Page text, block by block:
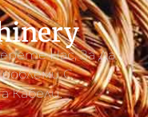
Нас, За Да
С
Кабели.